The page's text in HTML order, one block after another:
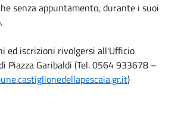
senza appuntamento, durante i suoi
ed iscrizioni rivolgersi all'Ufficio
Piazza Garibaldi (Tel. 0564 933678 –
)